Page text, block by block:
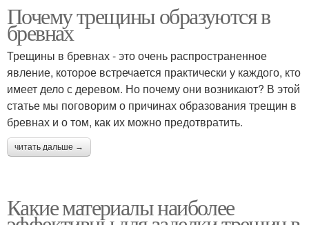
Почему трещины образуются в
бревнах
Трещины в бревнах - это очень распространенное
явление, которое встречается практически у каждого, кто
имеет дело с деревом. Но почему они возникают? В этой
статье мы поговорим о причинах образования трещин в
бревнах и о том, как их можно предотвратить.
читать дальше →
Какие материалы наиболее